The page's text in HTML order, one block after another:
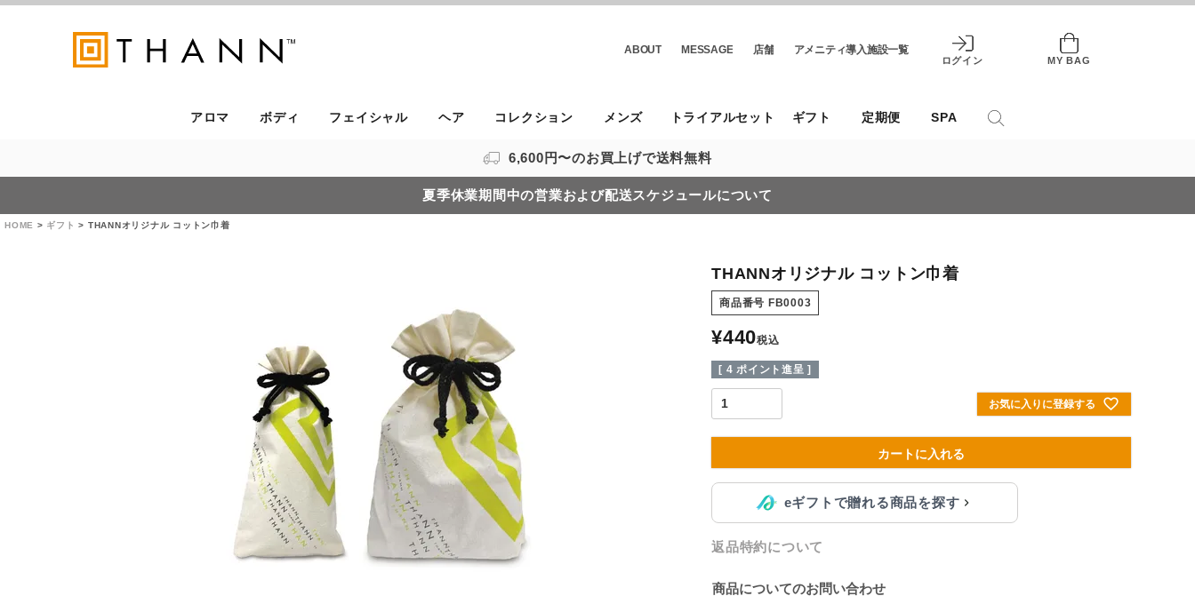
ABOUT MESSAGE 店舗 アメニティ導入施設一覧
ログイン MY BAG
アロマ ボディ フェイシャル ヘア コレクション メンズ トライアルセット ギフト 定期便 SPA
6,600円〜のお買上げで送料無料
夏季休業期間中の営業および配送スケジュールについて
HOME ギフト THANNオリジナル コットン巾着
THANNオリジナル コットン巾着
商品番号 FB0003
¥440税込
[ 4 ポイント進呈 ]
お気に入りに登録する
カートに入れる
eギフトで贈れる商品を探す
返品特約について
商品についてのお問い合わせ